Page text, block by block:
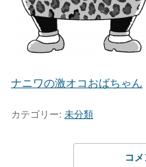
ナニワの激オコおばちゃん
カテゴリー: 未分類
コ